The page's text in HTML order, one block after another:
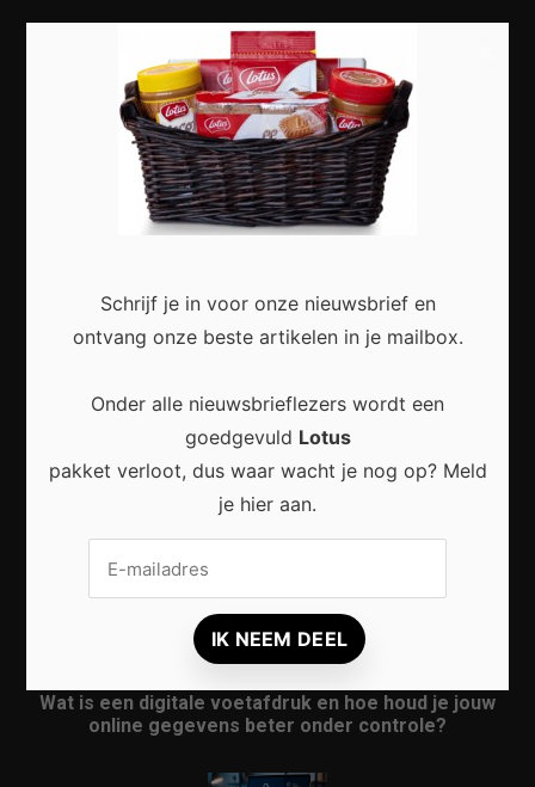
Meest recent
Veelgestelde Vragen Over Online Privacy: Alles
Veelgestelde vragen over online privacy: Zo
bescherm je jouw persoonlijke gegevens beter
Wat is een digitale voetafdruk en hoe houd je jouw
online gegevens beter onder controle?
Schrijf je in voor onze nieuwsbrief en
ontvang onze beste artikelen in je mailbox.
Onder alle nieuwsbrieflezers wordt een
goedgevuld Lotus
pakket verloot, dus waar wacht je nog op? Meld
je hier aan.